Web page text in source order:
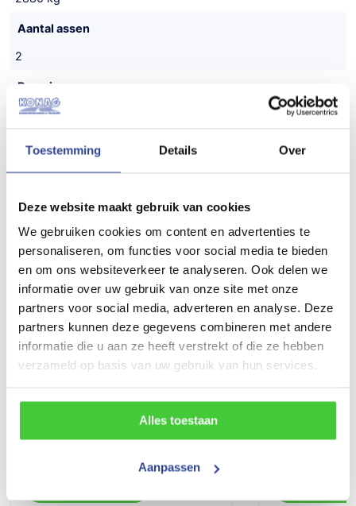
Toestemming Details Over
Deze website maakt gebruik van cookies
We gebruiken cookies om content en advertenties te
personaliseren, om functies voor social media te bieden
en om ons websiteverkeer te analyseren. Ook delen we
informatie over uw gebruik van onze site met onze
partners voor social media, adverteren en analyse. Deze
partners kunnen deze gegevens combineren met andere
informatie die u aan ze heeft verstrekt of die ze hebben
verzameld op basis van uw gebruik van hun services.
Alles toestaan
Aanpassen
Aantal assen
2
Bouwjaar
Nieuw
Populaire accessoires
SCM gekeurd koppeling slot
SCM